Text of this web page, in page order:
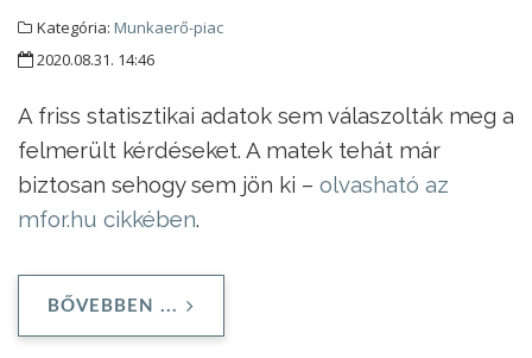
Kategória: Munkaerő-piac
2020.08.31. 14:46
A friss statisztikai adatok sem válaszolták meg a
felmerült kérdéseket. A matek tehát már
biztosan sehogy sem jön ki – olvasható az
mfor.hu cikkében.
BŐVEBBEN ...